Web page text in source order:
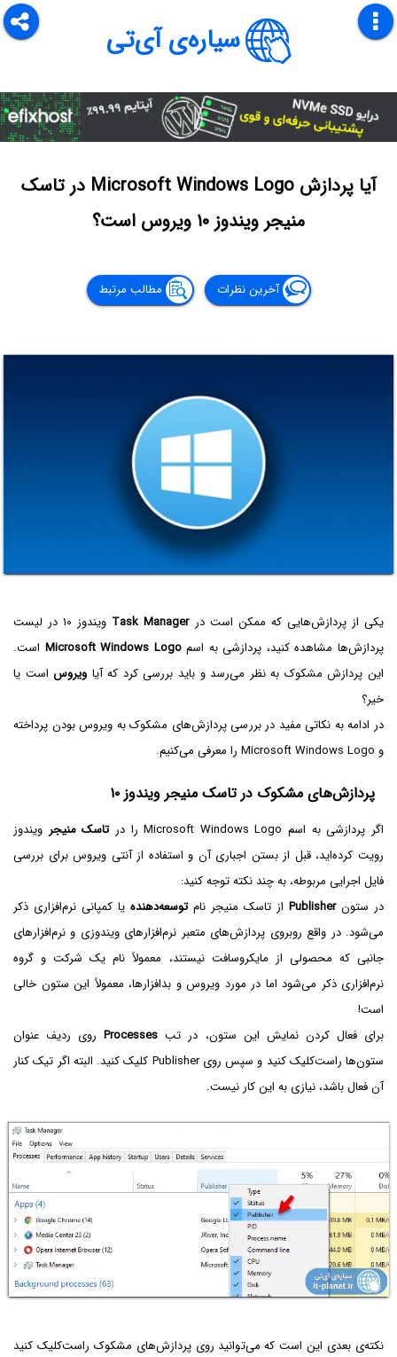
سیاره‌ی آی‌تی
آیا پردازش Microsoft Windows Logo در تاسک
منیجر ویندوز ۱۰ ویروس است؟
آخرین نظرات مطالب مرتبط
یکی از پردازش‌هایی که ممکن است درTask Manager
ویندوز ۱۰ در لیست
پردازش‌ها مشاهده کنید، پردازشی به اسمMicrosoft Windows Logo است.
این پردازش مشکوک به نظر می‌رسد و باید بررسی کرد که آیا ویروساست یا
خیر؟
در ادامه به نکاتی مفید در بررسی پردازش‌های مشکوک به ویروس بودن پرداخته
و Microsoft Windows Logo را معرفی می‌کنیم.
پردازش‌های مشکوک در تاسک منیجر ویندوز ۱۰
اگر پردازشی به اسم Microsoft Windows Logo را در تاسک منیجر ویندوز
رویت کرده‌اید، قبل از بستن اجباری آن و استفاده از آنتی ویروس برای بررسی
فایل اجرایی مربوطه، به چند نکته توجه کنید:
در ستونPublisher از تاسک منیجر نامتوسعه‌دهنده یا کمپانی نرم‌افزاری ذکر
می‌شود. در واقع روبروی پردازش‌های متعبر نرم‌افزارهای ویندوزی و نرم‌افزارهای
جانبی که محصولی از مایکروسافت نیستند، معمولاً نام یک شرکت و گروه
نرم‌افزاری ذکر می‌شود اما در مورد ویروس و بدافزارها، معمولاً این ستون خالی
است!
برای فعال کردن نمایش این ستون، در تب Processesروی ردیف عنوان
ستون‌ها راست‌کلیک کنید و سپس روی Publisher کلیک کنید. البته اگر تیک کنار
آن فعال باشد، نیازی به این کار نیست.
نکته‌ی بعدی این است که می‌توانید روی پردازش‌های مشکوک راست‌کلیک کنید